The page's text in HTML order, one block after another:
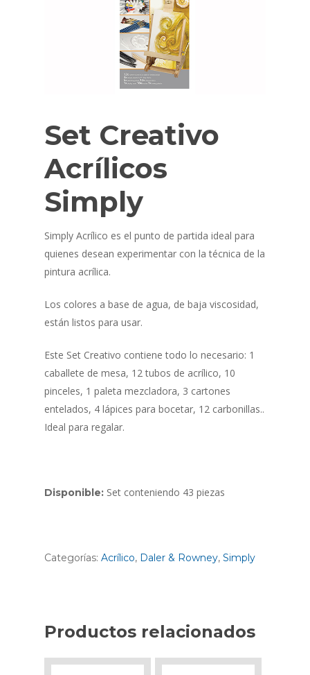
Set Creativo
Acrílicos
Simply
Simply Acrílico es el punto de partida ideal para
quienes desean experimentar con la técnica de la
pintura acrílica.
Los colores a base de agua, de baja viscosidad,
están listos para usar.
Este Set Creativo contiene todo lo necesario: 1
caballete de mesa, 12 tubos de acrílico, 10
pinceles, 1 paleta mezcladora, 3 cartones
entelados, 4 lápices para bocetar, 12 carbonillas..
Ideal para regalar.
Disponible: Set conteniendo 43 piezas
Categorías: Acrílico, Daler & Rowney, Simply
Productos relacionados